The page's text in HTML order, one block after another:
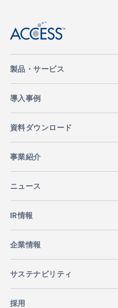
製品・サービス
導入事例
資料ダウンロード
事業紹介
ニュース
IR情報
企業情報
サステナビリティ
採用